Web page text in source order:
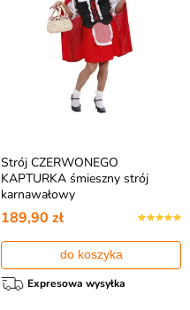
Strój CZERWONEGO
KAPTURKA śmieszny strój
karnawałowy
189,90 zł
do koszyka
Expresowa wysyłka